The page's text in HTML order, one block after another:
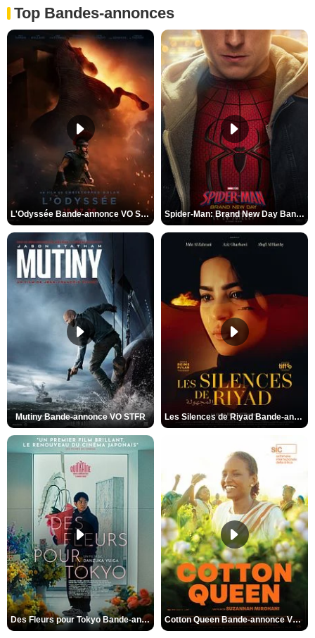
Top Bandes-annonces
L'Odyssée Bande-annonce VO STFR Spider-Man: Brand New Day Bande-annonce VO STFR
Mutiny Bande-annonce VO STFR Les Silences de Riyad Bande-annonce VO STFR
Des Fleurs pour Tokyo Bande-annonce VO STFR Cotton Queen Bande-annonce VO STFR